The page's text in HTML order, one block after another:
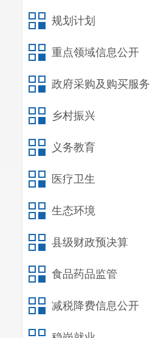
规划计划
重点领域信息公开
政府采购及购买服务
乡村振兴
义务教育
医疗卫生
生态环境
县级财政预决算
食品药品监管
减税降费信息公开